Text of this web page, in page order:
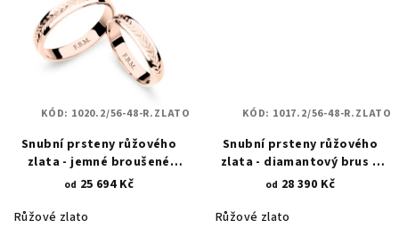
Snubní prsteny růžového
zlata - jemné broušené
lístečky 1020.2
od 25 694 Kč
Růžové zlato
KÓD: 1020.2/56-48-R.ZLATO
Snubní prsteny růžového
zlata - diamantový brus a
vodorovné zirkony 1017.2
od 28 390 Kč
Růžové zlato
KÓD: 1017.2/56-48-R.ZLATO